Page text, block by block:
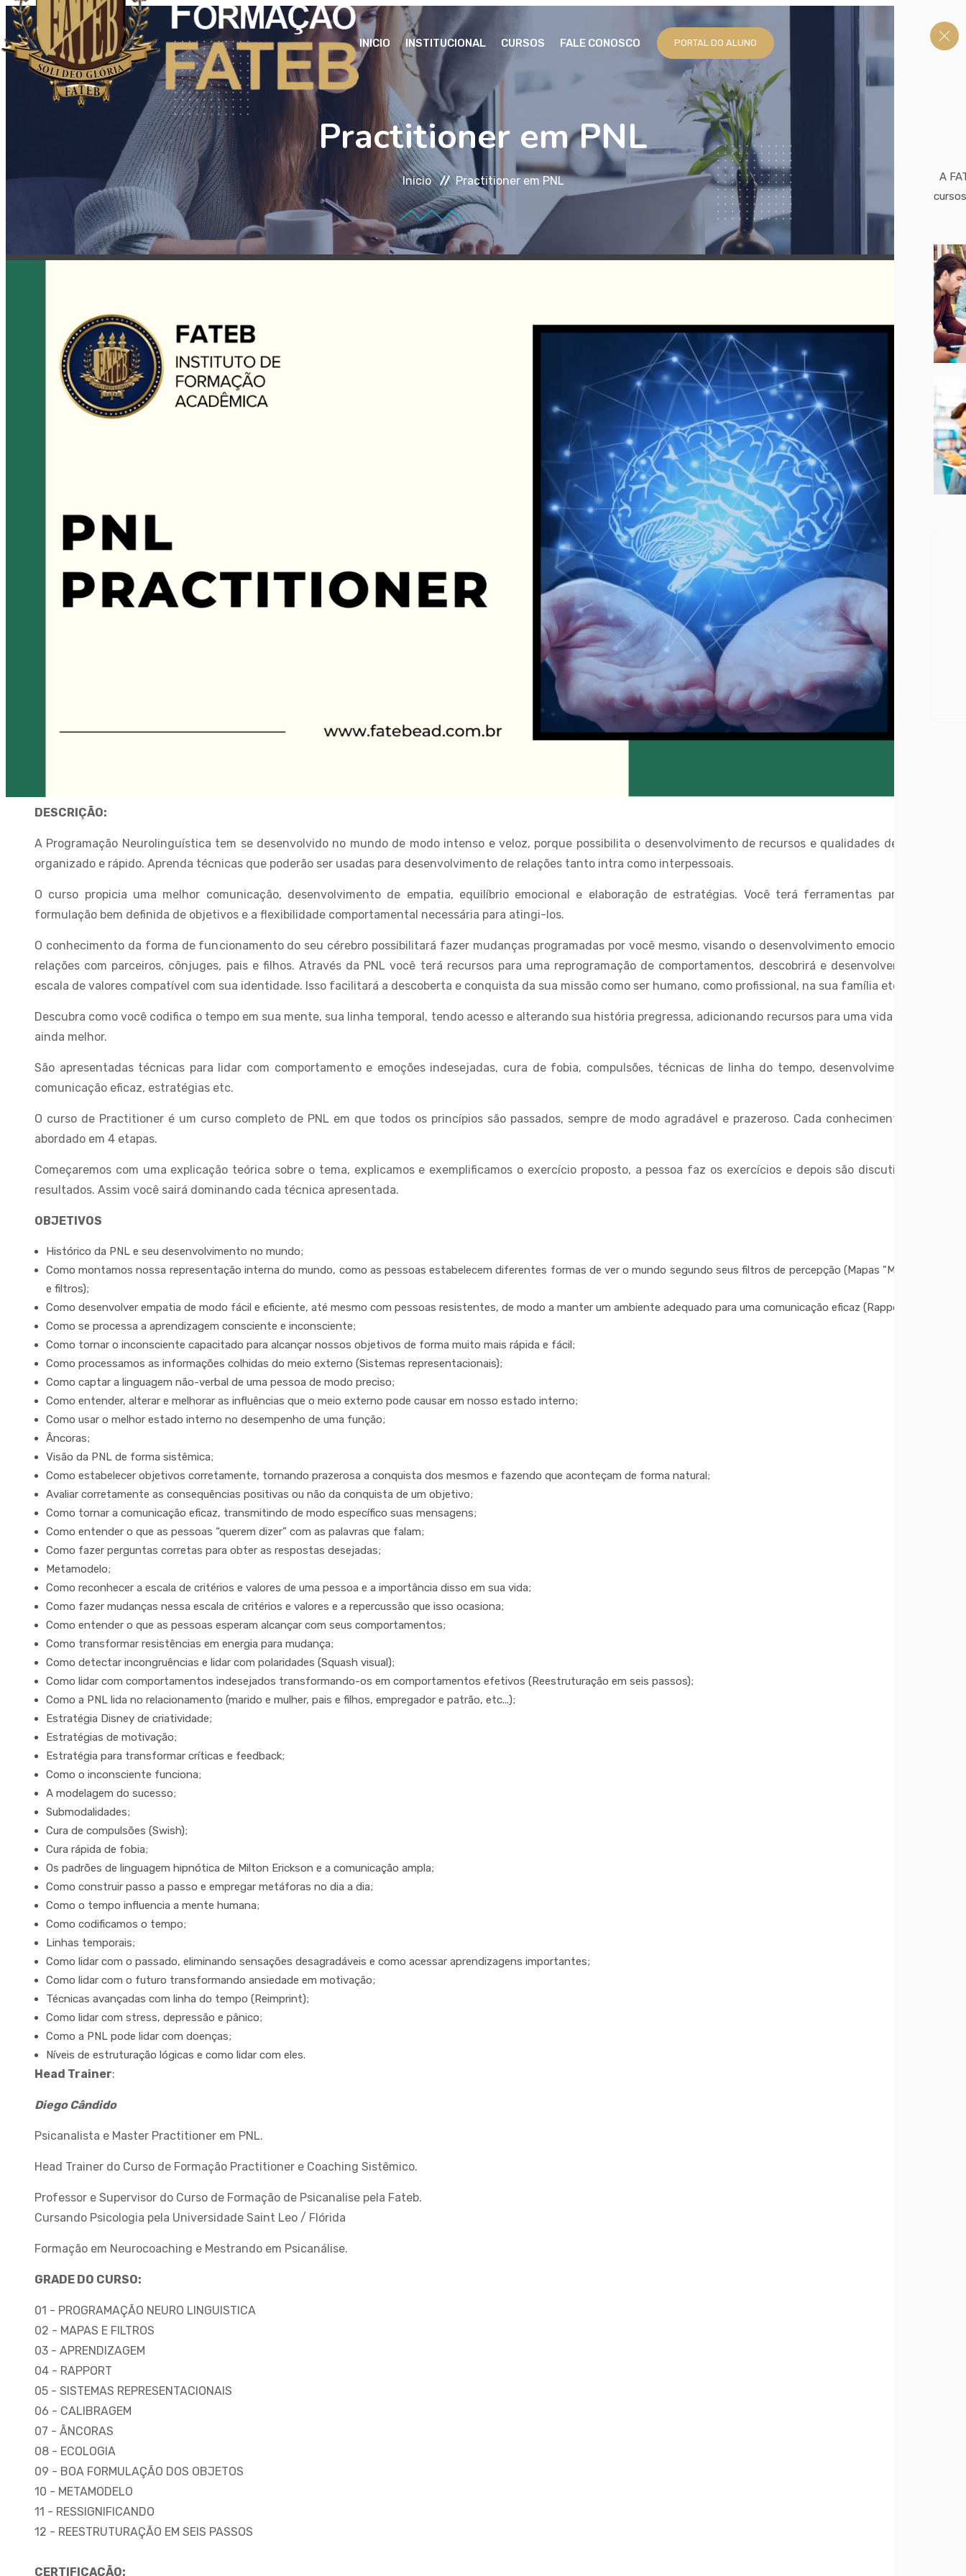
INICIO INSTITUCIONAL CURSOS FALE CONOSCO PORTAL DO ALUNO
A
Practitioner em PNL
Inicio Practitioner em PNL
DESCRIÇÃO:
A Programação Neurolinguística tem se desenvolvido no mundo de modo intenso e veloz, porque possibilita o desenvolvimento de recursos e qualidades de modo
organizado e rápido. Aprenda técnicas que poderão ser usadas para desenvolvimento de relações tanto intra como interpessoais.
O curso propicia uma melhor comunicação, desenvolvimento de empatia, equilíbrio emocional e elaboração de estratégias. Você terá ferramentas para uma
formulação bem definida de objetivos e a flexibilidade comportamental necessária para atingi-los.
O conhecimento da forma de funcionamento do seu cérebro possibilitará fazer mudanças programadas por você mesmo, visando o desenvolvimento emocional, de
relações com parceiros, cônjuges, pais e filhos. Através da PNL você terá recursos para uma reprogramação de comportamentos, descobrirá e desenvolverá uma
escala de valores compatível com sua identidade. Isso facilitará a descoberta e conquista da sua missão como ser humano, como profissional, na sua família etc.
Descubra como você codifica o tempo em sua mente, sua linha temporal, tendo acesso e alterando sua história pregressa, adicionando recursos para uma vida futura
ainda melhor.
São apresentadas técnicas para lidar com comportamento e emoções indesejadas, cura de fobia, compulsões, técnicas de linha do tempo, desenvolvimento de
comunicação eficaz, estratégias etc.
O curso de Practitioner é um curso completo de PNL em que todos os princípios são passados, sempre de modo agradável e prazeroso. Cada conhecimento será
abordado em 4 etapas.
Começaremos com uma explicação teórica sobre o tema, explicamos e exemplificamos o exercício proposto, a pessoa faz os exercícios e depois são discutidos os
resultados. Assim você sairá dominando cada técnica apresentada.
OBJETIVOS
Histórico da PNL e seu desenvolvimento no mundo;
Como montamos nossa representação interna do mundo, como as pessoas estabelecem diferentes formas de ver o mundo segundo seus filtros de percepção (Mapas "Mindset"
e filtros);
Como desenvolver empatia de modo fácil e eficiente, até mesmo com pessoas resistentes, de modo a manter um ambiente adequado para uma comunicação eficaz (Rapport);
Como se processa a aprendizagem consciente e inconsciente;
Como tornar o inconsciente capacitado para alcançar nossos objetivos de forma muito mais rápida e fácil;
Como processamos as informações colhidas do meio externo (Sistemas representacionais);
Como captar a linguagem não-verbal de uma pessoa de modo preciso;
Como entender, alterar e melhorar as influências que o meio externo pode causar em nosso estado interno;
Como usar o melhor estado interno no desempenho de uma função;
Âncoras;
Visão da PNL de forma sistêmica;
Como estabelecer objetivos corretamente, tornando prazerosa a conquista dos mesmos e fazendo que aconteçam de forma natural;
Avaliar corretamente as consequências positivas ou não da conquista de um objetivo;
Como tornar a comunicação eficaz, transmitindo de modo específico suas mensagens;
Como entender o que as pessoas “querem dizer” com as palavras que falam;
Como fazer perguntas corretas para obter as respostas desejadas;
Metamodelo;
Como reconhecer a escala de critérios e valores de uma pessoa e a importância disso em sua vida;
Como fazer mudanças nessa escala de critérios e valores e a repercussão que isso ocasiona;
Como entender o que as pessoas esperam alcançar com seus comportamentos;
Como transformar resistências em energia para mudança;
Como detectar incongruências e lidar com polaridades (Squash visual);
Como lidar com comportamentos indesejados transformando-os em comportamentos efetivos (Reestruturação em seis passos);
Como a PNL lida no relacionamento (marido e mulher, pais e filhos, empregador e patrão, etc...);
Estratégia Disney de criatividade;
Estratégias de motivação;
Estratégia para transformar críticas e feedback;
Como o inconsciente funciona;
A modelagem do sucesso;
Submodalidades;
Cura de compulsões (Swish);
Cura rápida de fobia;
Os padrões de linguagem hipnótica de Milton Erickson e a comunicação ampla;
Como construir passo a passo e empregar metáforas no dia a dia;
Como o tempo influencia a mente humana;
Como codificamos o tempo;
Linhas temporais;
Como lidar com o passado, eliminando sensações desagradáveis e como acessar aprendizagens importantes;
Como lidar com o futuro transformando ansiedade em motivação;
Técnicas avançadas com linha do tempo (Reimprint);
Como lidar com stress, depressão e pânico;
Como a PNL pode lidar com doenças;
Níveis de estruturação lógicas e como lidar com eles.
Head Trainer:
Diego Cândido
Psicanalista e Master Practitioner em PNL.
Head Trainer do Curso de Formação Practitioner e Coaching Sistêmico.
Professor e Supervisor do Curso de Formação de Psicanalise pela Fateb.
Cursando Psicologia pela Universidade Saint Leo / Flórida
Formação em Neurocoaching e Mestrando em Psicanálise.
GRADE DO CURSO:
01 - PROGRAMAÇÃO NEURO LINGUISTICA
02 - MAPAS E FILTROS
03 - APRENDIZAGEM
04 - RAPPORT
05 - SISTEMAS REPRESENTACIONAIS
06 - CALIBRAGEM
07 - ÂNCORAS
08 - ECOLOGIA
09 - BOA FORMULAÇÃO DOS OBJETOS
10 - METAMODELO
11 - RESSIGNIFICANDO
12 - REESTRUTURAÇÃO EM SEIS PASSOS
CERTIFICAÇÃO: